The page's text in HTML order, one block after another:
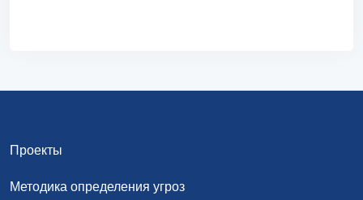
Проекты
Методика определения угроз